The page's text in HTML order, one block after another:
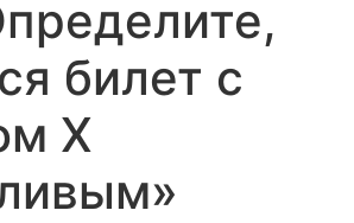
билет с
Х